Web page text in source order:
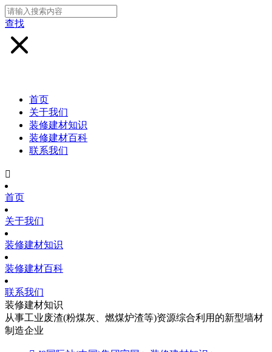
查找
首页
关于我们
装修建材知识
装修建材百科
联系我们

首页
关于我们
装修建材知识
装修建材百科
联系我们
装修建材知识
从事工业废渣(粉煤灰、燃煤炉渣等)资源综合利用的新型墙材
制造企业